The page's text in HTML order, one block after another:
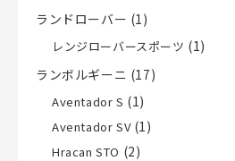
ランドローバー (1)
レンジローバースポーツ (1)
ランボルギーニ (17)
Aventador S (1)
Aventador SV(1)
Hracan STO (2)